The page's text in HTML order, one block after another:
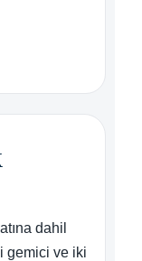
dahil
gemici ve iki